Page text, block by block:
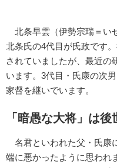
北条早雲（伊勢宗瑞＝い
北条氏の4代目が氏政です
されていましたが、最近の
います。3代目・氏康の次
家督を継いでいます。
「暗愚な大将」は後
名君といわれた父・氏康
端に悪かったように思われ